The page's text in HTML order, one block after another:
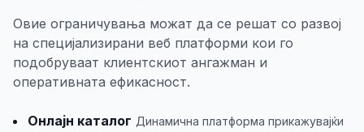
Овие ограничувања можат да се решат со развој
на специјализирани веб платформи кои го
подобруваат клиентскиот ангажман и
оперативната ефикасност.
Онлајн каталог Динамична платформа прикажувајќи